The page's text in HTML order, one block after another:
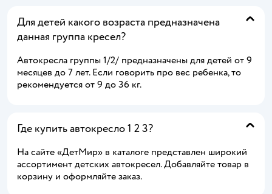
Для детей какого возраста предназначена
данная группа кресел?
Автокресла группы 1/2/ предназначены для детей от 9
месяцев до 7 лет. Если говорить про вес ребенка, то
рекомендуется от 9 до 36 кг.
Где купить автокресло 1 2 3?
На сайте «ДетМир» в каталоге представлен широкий
ассортимент детских автокресел. Добавляйте товар в
корзину и оформляйте заказ.